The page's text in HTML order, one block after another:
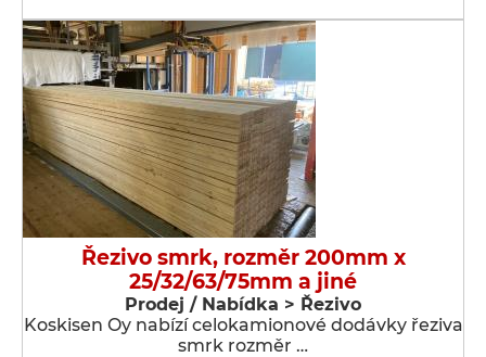
Řezivo smrk, rozměr 200mm x
25/32/63/75mm a jiné
Prodej / Nabídka > Řezivo
Koskisen Oy nabízí celokamionové dodávky řeziva
smrk rozměr …